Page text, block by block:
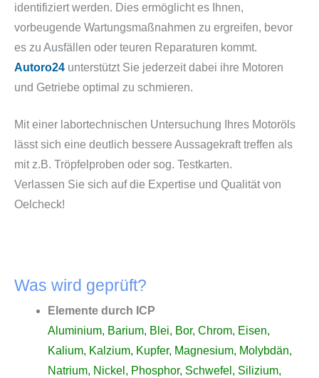
identifiziert werden. Dies ermöglicht es Ihnen,
vorbeugende Wartungsmaßnahmen zu ergreifen, bevor
es zu Ausfällen oder teuren Reparaturen kommt.
Autoro24 unterstützt Sie jederzeit dabei ihre Motoren
und Getriebe optimal zu schmieren.
Mit einer labortechnischen Untersuchung Ihres Motoröls
lässt sich eine deutlich bessere Aussagekraft treffen als
mit z.B. Tröpfelproben oder sog. Testkarten.
Verlassen Sie sich auf die Expertise und Qualität von
Oelcheck!
Was wird geprüft?
Elemente durch ICP
Aluminium, Barium, Blei, Bor, Chrom, Eisen,
Kalium, Kalzium, Kupfer, Magnesium, Molybdän,
Natrium, Nickel, Phosphor, Schwefel, Silizium,